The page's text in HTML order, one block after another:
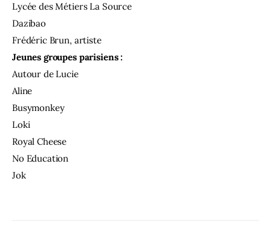
Lycée des Métiers La Source
Dazibao
Frédéric Brun, artiste
Jeunes groupes parisiens :
Autour de Lucie
Aline
Busymonkey
Loki
Royal Cheese
No Education
Jok